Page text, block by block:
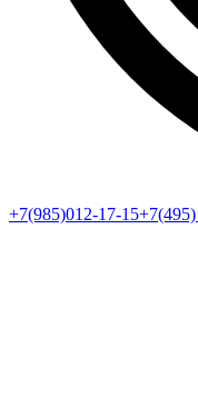
+7(985)012-17-15